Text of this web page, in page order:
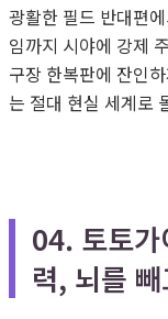
광활한 필드 반대편
임까지 시야에 강제
구장 한복판에 잔인
는 절대 현실 세계로
04. 토토
력, 뇌를